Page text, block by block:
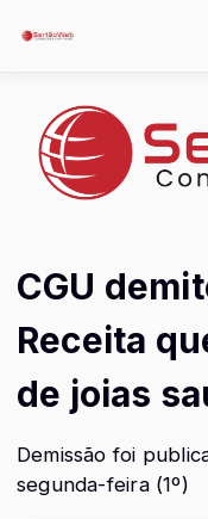
CGU
Receita
de joias
Demissão foi
segunda-feira (1º)